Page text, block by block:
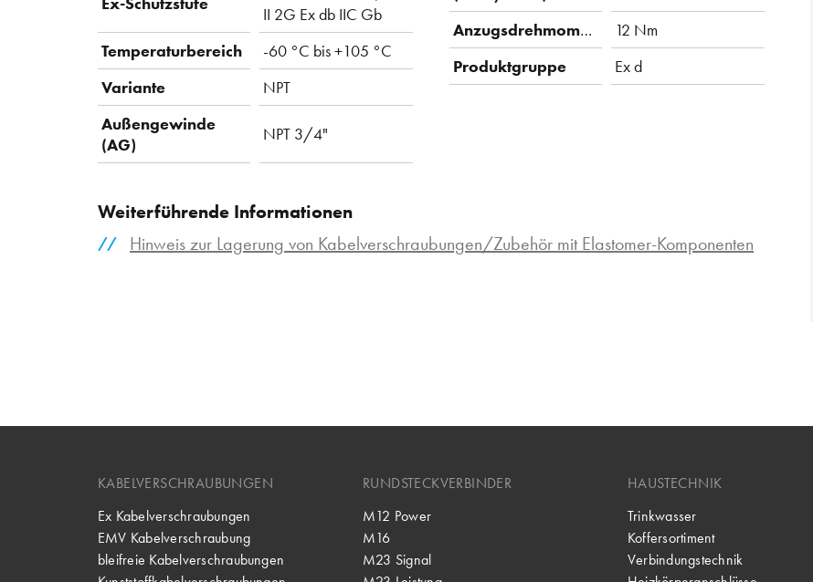
II 2G Ex db IIC Gb
Temperaturbereich
-60 °C bis +105 °C
Variante
NPT
Außengewinde
(AG)
NPT 3/4"
Anzugsdrehmoment
12 Nm
Produktgruppe
Ex d
Weiterführende Informationen
Hinweis zur Lagerung von Kabelverschraubungen/Zubehör mit Elastomer-Komponenten
KABELVERSCHRAUBUNGEN
Ex Kabelverschraubungen
EMV Kabelverschraubung
bleifreie Kabelverschraubungen
RUNDSTECKVERBINDER
M12 Power
M16
M23 Signal
HAUSTECHNIK
Trinkwasser
Koffersortiment
Verbindungstechnik